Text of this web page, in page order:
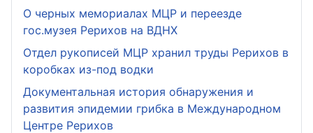
О черных мемориалах МЦР и переезде
гос.музея Рерихов на ВДНХ
Отдел рукописей МЦР хранил труды Рерихов в
коробках из-под водки
Документальная история обнаружения и
развития эпидемии грибка в Международном
Центре Рерихов